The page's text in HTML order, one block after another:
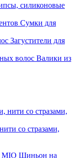
силиконовые
Сумки для
Загустители для
Валики из
со стразами,
Шиньон на